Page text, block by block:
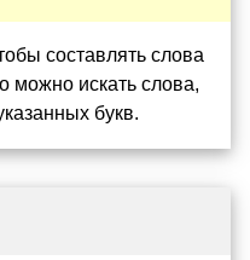
составлять слова
можно искать слова,
букв.